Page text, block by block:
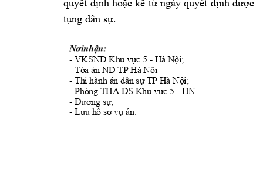
quyết định hoặc kể từ ngày quyết định được
tụng dân sự.
Nơinhận:
- VKSND Khu vực 5 - Hà Nội;
- Tòa án ND TP Hà Nội
- Thi hành án dân sự TP Hà Nội;
- Phòng THA DS Khu vực 5 - HN
- Đương sự;
- Lưu hồ sơ vụ án.